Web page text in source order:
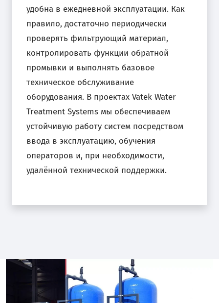
удобна в ежедневной эксплуатации. Как
правило, достаточно периодически
проверять фильтрующий материал,
контролировать функции обратной
промывки и выполнять базовое
техническое обслуживание
оборудования. В проектах Vatek Water
Treatment Systems мы обеспечиваем
устойчивую работу систем посредством
ввода в эксплуатацию, обучения
операторов и, при необходимости,
удалённой технической поддержки.